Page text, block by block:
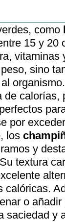
como
15 y 20
vitaminas
sino
de calorías,
por
los
y
textura
calóricas.
o
saciedad y